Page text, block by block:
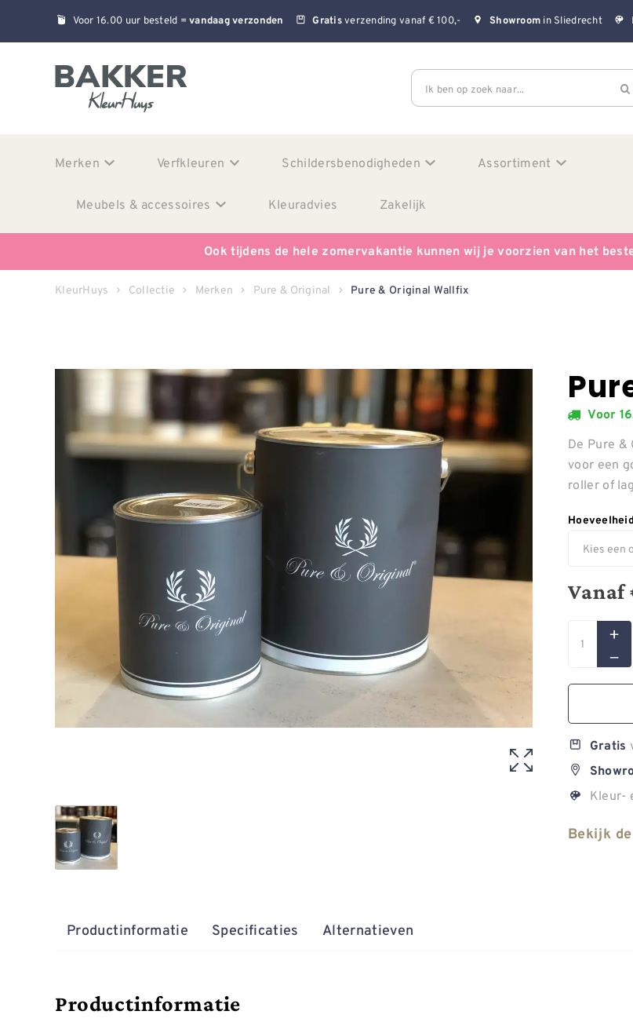
Voor 16.00 uur besteld =vandaag verzonden Gratisverzending vanaf € 100,- Showroom in Sliedrecht
Ik ben op zoek naar...
Merken Verfkleuren Schildersbenodigheden Assortiment
Meubels & accessoires Kleuradvies Zakelijk
Ook tijdens de hele zomervakantie kunnen wij je voorzien van het
KleurHuys Collectie Merken Pure & Original Pure & Original Wallfix
Voor
De Pure
voor een
roller of
Hoeveelheid
Vanaf
Gratis
Kleur-
Bekijk
Productinformatie Specificaties Alternatieven
Productinformatie